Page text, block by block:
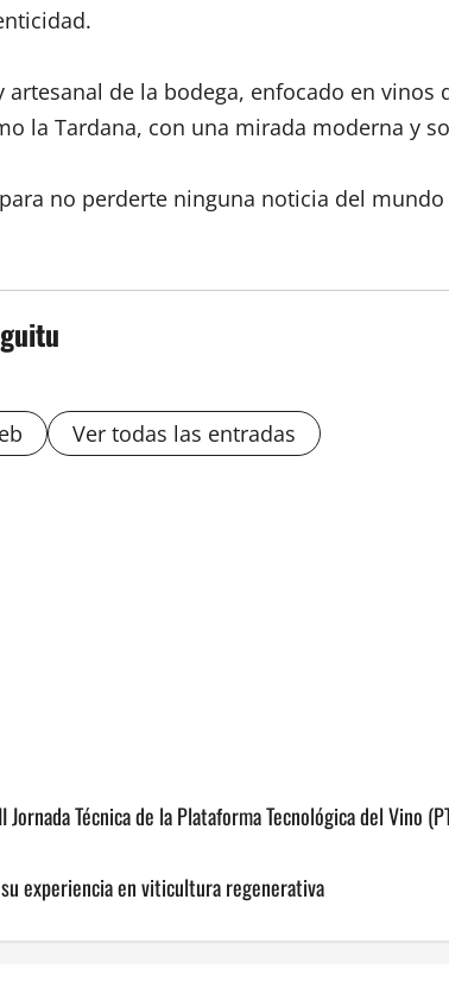
de la bodega, enfocado en
la Tardana, con una mirada moderna y
para no perderte ninguna noticia del
Ver todas las entradas
Técnica de la Plataforma Tecnológica del Vino
experiencia en viticultura regenerativa